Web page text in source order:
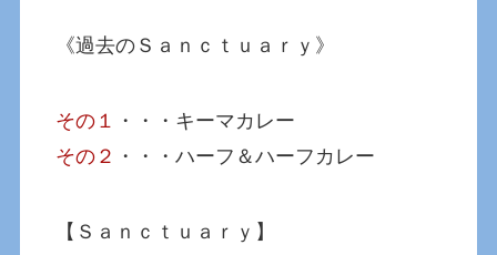
《過去のＳａｎｃｔｕａｒｙ》
その１ ・・・キーマカレー
その２ ・・・ハーフ＆ハーフカレー
【Ｓａｎｃｔｕａｒｙ】